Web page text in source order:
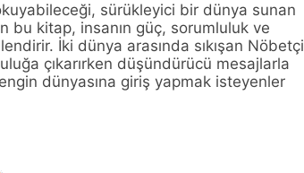
sürükleyici bir dünya sunan
bu kitap, insanın güç, sorumluluk ve
İki dünya arasında sıkışan Nöbetçi
çıkarırken düşündürücü mesajlarla
dünyasına giriş yapmak isteyenler